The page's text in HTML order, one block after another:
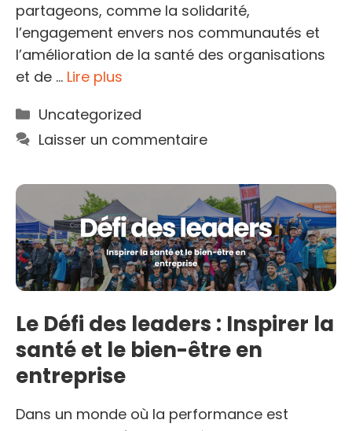
partageons, comme la solidarité,
l’engagement envers nos communautés et
l’amélioration de la santé des organisations
et de … Lire plus
Catégories
Uncategorized
Laisser un commentaire
Le Défi des leaders : Inspirer la
santé et le bien-être en
entreprise
Dans un monde où la performance est